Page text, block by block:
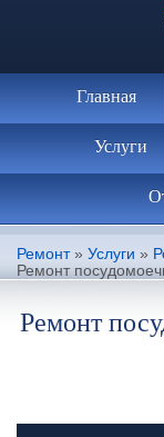
Главная
Услуги
Ремонт» Услуги »
Ремонт
Ремонт